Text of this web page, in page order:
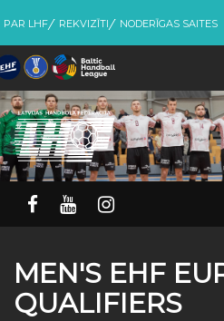
PAR LHF REKVIZĪTI NODERĪGAS SAITES
MEN'S EHF
QUALIFIERS